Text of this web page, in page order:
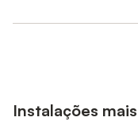
Instalações